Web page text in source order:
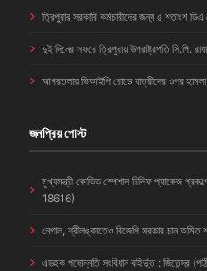
ত্রিপুরার সরকারি কর্মচারীদের জন্য ৫ শতাংশ ডিএ
দুই দিনের সফরে ত্রিপুরায় উপরাষ্ট্রপতি সি.পি.
আগরতলায় ভিআইপি রোডে যাত্রীদের ওপর
জনপ্রিয় পোস্ট
মুখ্যমন্ত্রী কোভিড স্পেশাল রিলিফ প্যাকেজ
18616)
নেপাল, শ্রীলঙ্কাতেও বিজেপি সরকার চান
এডহক পদোন্নতি সংবিধান বহির্ভূত : জিতেন্দ্র